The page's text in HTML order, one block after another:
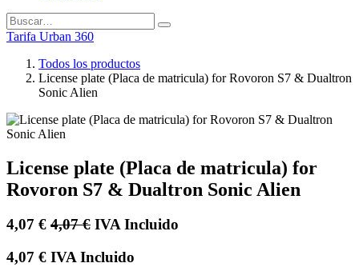
Tarifa Urban 360
Todos los productos
License plate (Placa de matricula) for Rovoron S7 & Dualtron
Sonic Alien
License plate (Placa de matricula) for
Rovoron S7 & Dualtron Sonic Alien
4,07 € 4,07€ IVA Incluido
4,07 € IVA Incluido